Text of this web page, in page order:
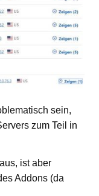
sein,
zum Teil in
ist aber
Addons (da